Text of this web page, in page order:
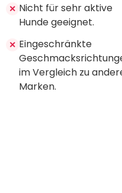
✕ Nicht für sehr aktive
Hunde geeignet.
✕ Eingeschränkte
im Vergleich zu
Marken.